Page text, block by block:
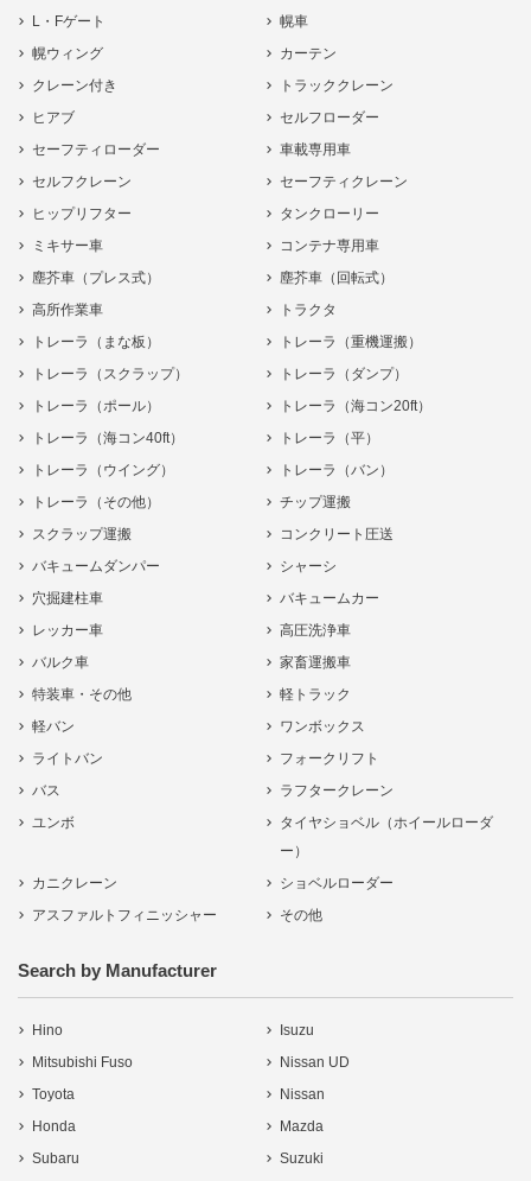
L・Fゲート
幌車
幌ウィング
カーテン
クレーン付き
トラッククレーン
ヒアブ
セルフローダー
セーフティローダー
車載専用車
セルフクレーン
セーフティクレーン
ヒップリフター
タンクローリー
ミキサー車
コンテナ専用車
塵芥車（プレス式）
塵芥車（回転式）
高所作業車
トラクタ
トレーラ（まな板）
トレーラ（重機運搬）
トレーラ（スクラップ）
トレーラ（ダンプ）
トレーラ（ポール）
トレーラ（海コン20ft）
トレーラ（海コン40ft）
トレーラ（平）
トレーラ（ウイング）
トレーラ（バン）
トレーラ（その他）
チップ運搬
スクラップ運搬
コンクリート圧送
バキュームダンパー
シャーシ
穴掘建柱車
バキュームカー
レッカー車
高圧洗浄車
バルク車
家畜運搬車
特装車・その他
軽トラック
軽バン
ワンボックス
ライトバン
フォークリフト
バス
ラフタークレーン
ユンボ
タイヤショベル（ホイールローダ
ー）
カニクレーン
ショベルローダー
アスファルトフィニッシャー
その他
Search by Manufacturer
Hino
Isuzu
Mitsubishi Fuso
Nissan UD
Toyota
Nissan
Honda
Mazda
Subaru
Suzuki